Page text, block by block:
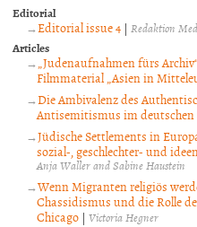
Editorial
Editorial issue 4 |Redaktion
Articles
„Judenaufnahmen fürs
Filmmaterial „Asien in
Die Ambivalenz des
Antisemitismus im deutschen
Jüdische Settlements in
sozial-, geschlechter- und
Anja Waller and Sabine Haustein
Wenn Migranten religiös
Chassidismus und die Rolle
Chicago | Victoria Hegner